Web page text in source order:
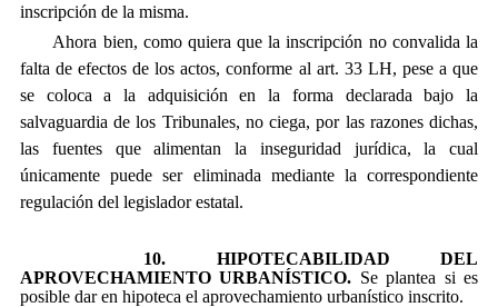
inscripción de la misma.
Ahora bien, como quiera que la inscripción no convalida la
falta de efectos de los actos, conforme al art. 33 LH, pese a que
se coloca a la adquisición en la forma declarada bajo la
salvaguardia de los Tribunales, no ciega, por las razones dichas,
las fuentes que alimentan la inseguridad jurídica, la cual
únicamente puede ser eliminada mediante la correspondiente
regulación del legislador estatal.
10. HIPOTECABILIDAD DEL
APROVECHAMIENTO URBANÍSTICO. Se plantea si es
posible dar en hipoteca el aprovechamiento urbanístico inscrito.